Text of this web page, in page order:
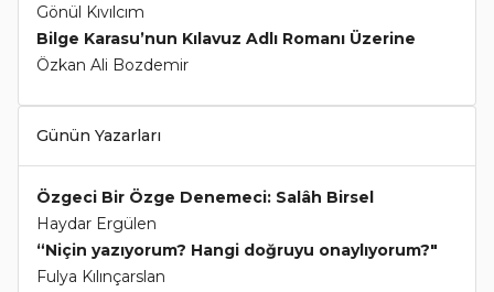
Gönül Kıvılcım
Bilge Karasu’nun Kılavuz Adlı Romanı Üzerine
Özkan Ali Bozdemir
Günün Yazarları
Özgeci Bir Özge Denemeci: Salâh Birsel
Haydar Ergülen
“Niçin yazıyorum? Hangi doğruyu onaylıyorum?"
Fulya Kılınçarslan